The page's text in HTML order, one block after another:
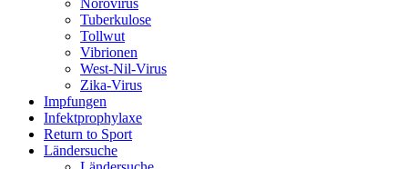
Norovirus
Tuberkulose
Tollwut
Vibrionen
West-Nil-Virus
Zika-Virus
Impfungen
Infektprophylaxe
Return to Sport
Ländersuche